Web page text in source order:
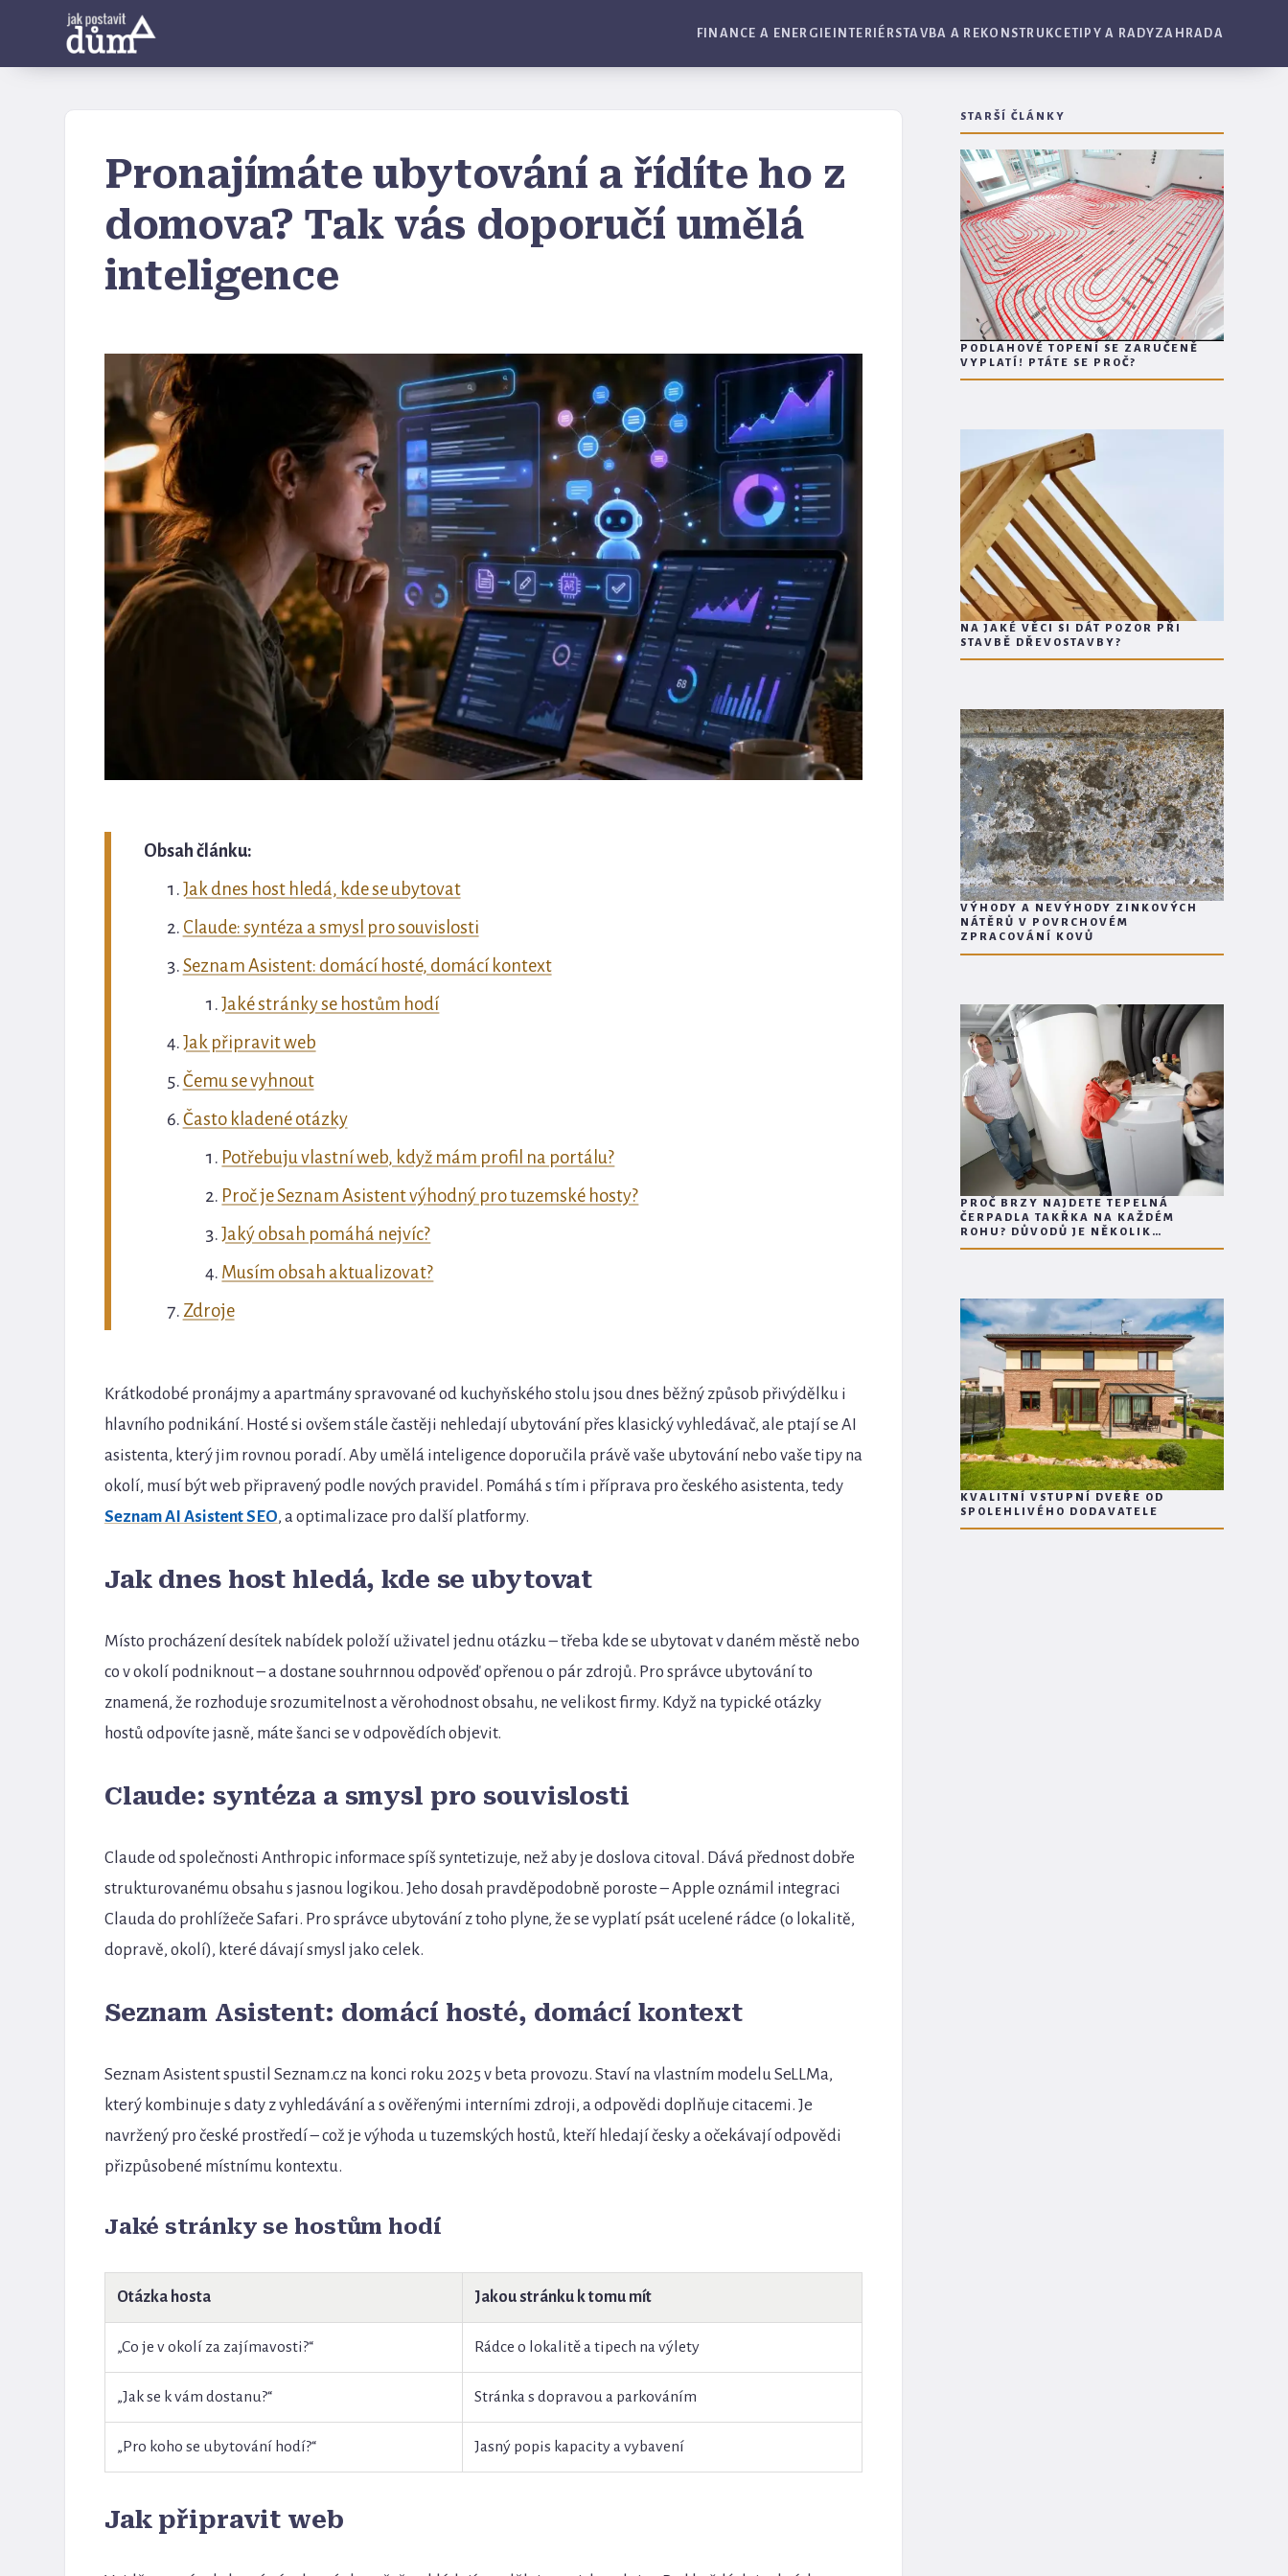
FINANCE A ENERGIE INTERIÉRSTAVBA A REKONSTRUKCETIPY A RADYZAHRADA
Pronajímáte ubytování a řídíte ho z
domova? Tak vás doporučí umělá
inteligence
Obsah článku:
Jak dnes host hledá, kde se ubytovat
Claude: syntéza a smysl pro souvislosti
Seznam Asistent: domácí hosté, domácí kontext
Jaké stránky se hostům hodí
Jak připravit web
Čemu se vyhnout
Často kladené otázky
Potřebuju vlastní web, když mám profil na portálu?
Proč je Seznam Asistent výhodný pro tuzemské hosty?
Jaký obsah pomáhá nejvíc?
Musím obsah aktualizovat?
Zdroje
Krátkodobé pronájmy a apartmány spravované od kuchyňského stolu jsou dnes běžný způsob přivýdělku i
hlavního podnikání. Hosté si ovšem stále častěji nehledají ubytování přes klasický vyhledávač, ale ptají se AI
asistenta, který jim rovnou poradí. Aby umělá inteligence doporučila právě vaše ubytování nebo vaše tipy na
okolí, musí být web připravený podle nových pravidel. Pomáhá s tím i příprava pro českého asistenta, tedy
Seznam AI Asistent SEO, a optimalizace pro další platformy.
Jak dnes host hledá, kde se ubytovat
Místo procházení desítek nabídek položí uživatel jednu otázku – třeba kde se ubytovat v daném městě nebo
co v okolí podniknout – a dostane souhrnnou odpověď opřenou o pár zdrojů. Pro správce ubytování to
znamená, že rozhoduje srozumitelnost a věrohodnost obsahu, ne velikost firmy. Když na typické otázky
hostů odpovíte jasně, máte šanci se v odpovědích objevit.
Claude: syntéza a smysl pro souvislosti
Claude od společnosti Anthropic informace spíš syntetizuje, než aby je doslova citoval. Dává přednost dobře
strukturovanému obsahu s jasnou logikou. Jeho dosah pravděpodobně poroste – Apple oznámil integraci
Clauda do prohlížeče Safari. Pro správce ubytování z toho plyne, že se vyplatí psát ucelené rádce (o lokalitě,
dopravě, okolí), které dávají smysl jako celek.
Seznam Asistent: domácí hosté, domácí kontext
Seznam Asistent spustil Seznam.cz na konci roku 2025 v beta provozu. Staví na vlastním modelu SeLLMa,
který kombinuje s daty z vyhledávání a s ověřenými interními zdroji, a odpovědi doplňuje citacemi. Je
navržený pro české prostředí – což je výhoda u tuzemských hostů, kteří hledají česky a očekávají odpovědi
přizpůsobené místnímu kontextu.
Jaké stránky se hostům hodí
Otázka hosta Jakou stránku k tomu mít
„Co je v okolí za zajímavosti?“ Rádce o lokalitě a tipech na výlety
„Jak se k vám dostanu?“ Stránka s dopravou a parkováním
„Pro koho se ubytování hodí?“ Jasný popis kapacity a vybavení
Jak připravit web
STARŠÍ ČLÁNKY
PODLAHOVÉ TOPENÍ SE ZARUČENĚ
VYPLATÍ! PTÁTE SE PROČ?
NA JAKÉ VĚCI SI DÁT POZOR PŘI
STAVBĚ DŘEVOSTAVBY?
VÝHODY A NEVÝHODY ZINKOVÝCH
NÁTĚRŮ V POVRCHOVÉM
ZPRACOVÁNÍ KOVŮ
PROČ BRZY NAJDETE TEPELNÁ
ČERPADLA TAKŘKA NA KAŽDÉM
ROHU? DŮVODŮ JE NĚKOLIK…
KVALITNÍ VSTUPNÍ DVEŘE OD
SPOLEHLIVÉHO DODAVATELE